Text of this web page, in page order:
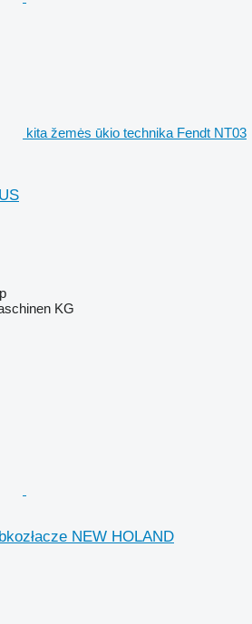
kita žemės ūkio technika Fendt NT03
KG
NEW HOLAND